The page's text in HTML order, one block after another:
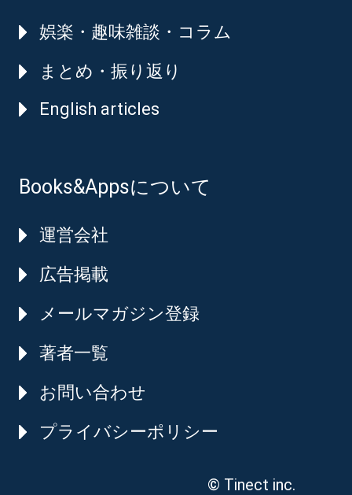
娯楽・趣味雑談・コラム
まとめ・振り返り
English articles
Books&Appsについて
運営会社
広告掲載
メールマガジン登録
著者一覧
お問い合わせ
プライバシーポリシー
© Tinect inc.